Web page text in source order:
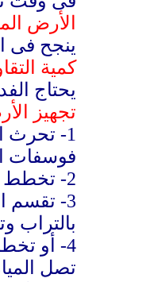
الأرض
ينجح فى
كمية
يحتاج الفدان من 3- 5 كجم من
تجهيز
1-
فوسفات الجير+ 100 كجم/ف كبريت زراعى+ 50 كجم/ف
2-
تخطط الأرض إلى
3-
بالتراب
4-
تصل